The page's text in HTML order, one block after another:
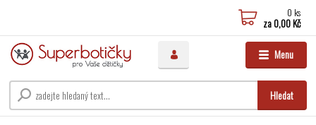
Menu
Hledat
0 ks
za0,00 Kč